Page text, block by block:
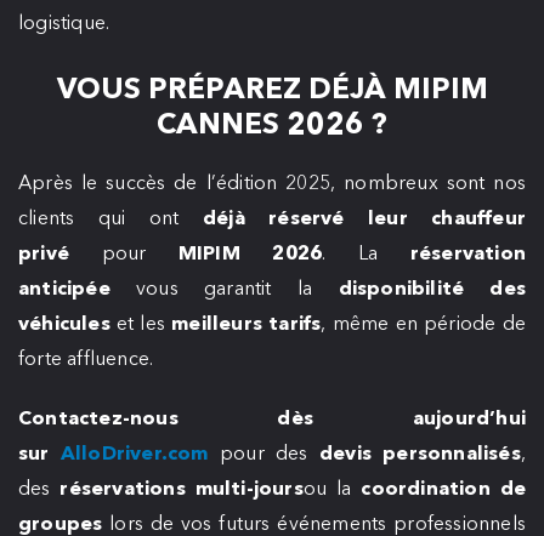
logistique.
VOUS PRÉPAREZ DÉJÀ MIPIM
CANNES 2026 ?
Après le succès de l’édition 2025, nombreux sont nos
clients qui ont déjà réservé leur chauffeur
privé pour MIPIM 2026. La réservation
anticipéevous garantit la disponibilité des
véhiculeset les meilleurs tarifs, même en période de
forte affluence.
Contactez-nous dès aujourd’hui
sur AlloDriver.com pour des devis personnalisés,
des réservations multi-joursou la coordination de
groupes lors de vos futurs événements professionnels